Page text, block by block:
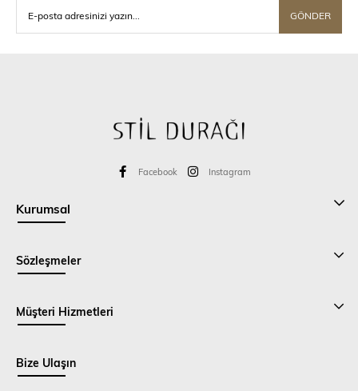
GÖNDER
Facebook Instagram
Kurumsal
Sözleşmeler
Müşteri Hizmetleri
Bize Ulaşın